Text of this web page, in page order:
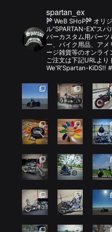
spartan_ex
WeB SHoP
オリ
ル"SPARTAN-EX"スパ
パーカスタム用パーツ
ー、バイク用品、アメ
ージ雑貨等のオンライ
ご注文は下記URLより
We'R'Spartan-KiDS!!